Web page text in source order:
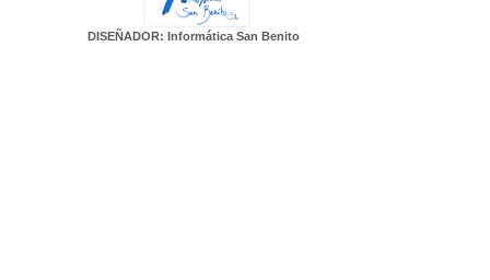
DISEÑADOR: Informática San Benito